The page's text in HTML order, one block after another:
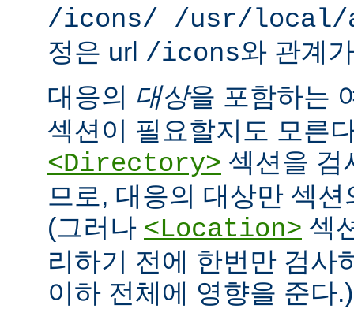
/icons/ /usr/local/
정은 url /icons와 관계
대응의 대상을 포함하는
섹션이 필요할지도 모른
<Directory> 섹션을 검
므로, 대응의 대상만 섹
(그러나 <Location> 섹
리하기 전에 한번만 검사
이하 전체에 영향을 준다.)